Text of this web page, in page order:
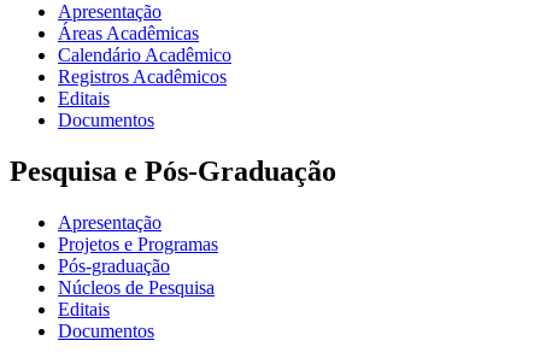
Apresentação
Áreas Acadêmicas
Calendário Acadêmico
Registros Acadêmicos
Editais
Documentos
Pesquisa e Pós-Graduação
Apresentação
Projetos e Programas
Pós-graduação
Núcleos de Pesquisa
Editais
Documentos